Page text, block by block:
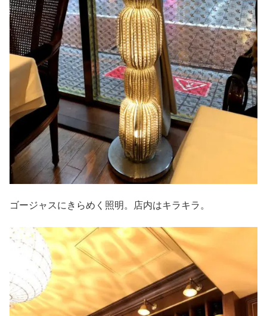
ゴージャスにきらめく照明。店内はキラキラ。